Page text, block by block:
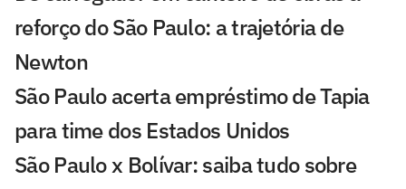
reforço do São Paulo: a trajetória de
Newton
São Paulo acerta empréstimo de Tapia
para time dos Estados Unidos
São Paulo x Bolívar: saiba tudo sobre